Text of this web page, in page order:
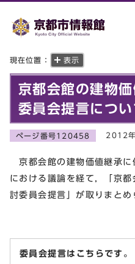
現在位置： 表示
京都会館の建物
委員会提言につい
ページ番号120458 2012
京都会館の建物価値継承に
における議論を経て，「京
討委員会提言」が取りまとめ
委員会提言はこちらです。